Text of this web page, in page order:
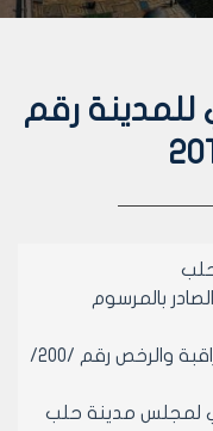
للمدينة رقم
بالمرسوم
وعلى كتاب مديرية الفنية- دائرة المراقبة والرخص رقم /200/
لمجلس مدينة حلب